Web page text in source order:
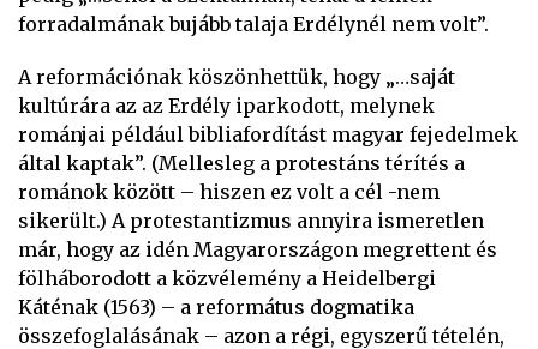
forradalmának bujább talaja Erdélynél nem volt”.
A reformációnak köszönhettük, hogy „…saját
kultúrára az az Erdély iparkodott, melynek
románjai például bibliafordítást magyar fejedelmek
által kaptak”. (Mellesleg a protestáns térítés a
románok között – hiszen ez volt a cél -nem
sikerült.) A protestantizmus annyira ismeretlen
már, hogy az idén Magyarországon megrettent és
fölháborodott a közvélemény a Heidelbergi
Káténak (1563) – a református dogmatika
összefoglalásának – azon a régi, egyszerű tételén,